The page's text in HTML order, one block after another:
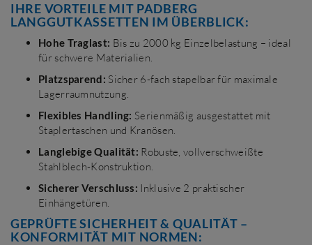
IHRE VORTEILE MIT PADBERG
LANGGUTKASSETTEN IM ÜBERBLICK:
Hohe Traglast: Bis zu 2000 kg Einzelbelastung – ideal
für schwere Materialien.
Platzsparend: Sicher 6-fach stapelbar für maximale
Lagerraumnutzung.
Flexibles Handling: Serienmäßig ausgestattet mit
Staplertaschen und Kranösen.
Langlebige Qualität: Robuste, vollverschweißte
Stahlblech-Konstruktion.
Sicherer Verschluss: Inklusive 2 praktischer
Einhängetüren.
GEPRÜFTE SICHERHEIT & QUALITÄT –
KONFORMITÄT MIT NORMEN: